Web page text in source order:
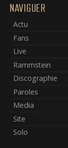
NAVIGUER
Actu
Fans
Live
Rammstein
Discographie
Paroles
Media
Site
Solo